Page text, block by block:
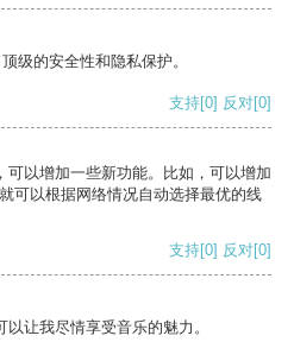
级的安全性和隐私保护。
支持[0] 反对[0]
可以增加一些新功能。比如，可以增加
可以根据网络情况自动选择最优的线
支持[0] 反对[0]
让我尽情享受音乐的魅力。